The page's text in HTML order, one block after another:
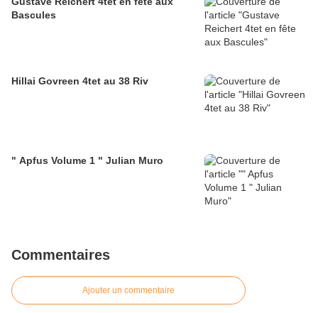
Bascules
Hillai Govreen 4tet au 38 Riv
" Apfus Volume 1 " Julian Muro
Commentaires
Ajouter un commentaire